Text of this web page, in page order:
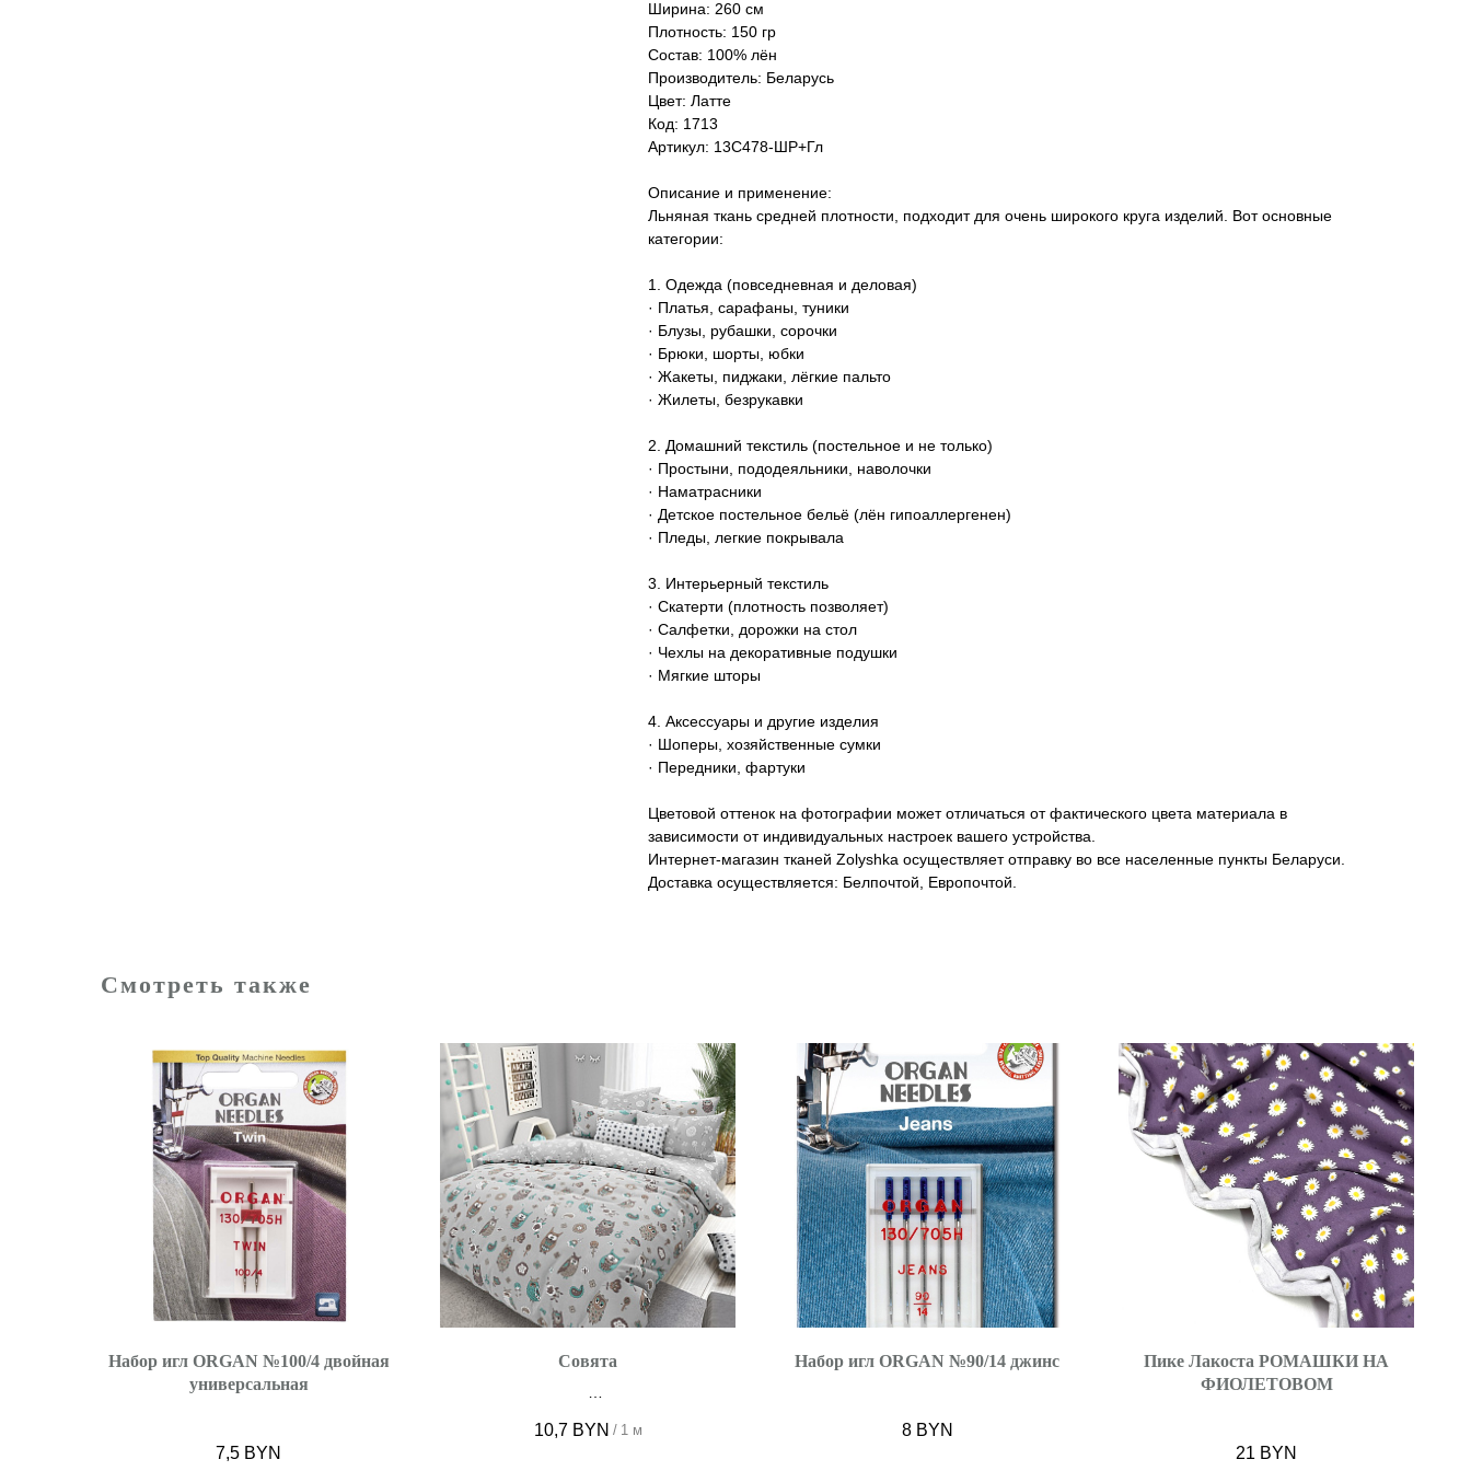
Ширина: 260 см
Плотность: 150 гр
Состав: 100% лён
Производитель: Беларусь
Цвет: Латте
Код: 1713
Артикул: 13С478-ШР+Гл
Описание и применение:
Льняная ткань средней плотности, подходит для очень широкого круга изделий. Вот основные
категории:
1. Одежда (повседневная и деловая)
· Платья, сарафаны, туники
· Блузы, рубашки, сорочки
· Брюки, шорты, юбки
· Жакеты, пиджаки, лёгкие пальто
· Жилеты, безрукавки
2. Домашний текстиль (постельное и не только)
· Простыни, пододеяльники, наволочки
· Наматрасники
· Детское постельное бельё (лён гипоаллергенен)
· Пледы, легкие покрывала
3. Интерьерный текстиль
· Скатерти (плотность позволяет)
· Салфетки, дорожки на стол
· Чехлы на декоративные подушки
· Мягкие шторы
4. Аксессуары и другие изделия
· Шоперы, хозяйственные сумки
· Передники, фартуки
Цветовой оттенок на фотографии может отличаться от фактического цвета материала в
зависимости от индивидуальных настроек вашего устройства.
Интернет-магазин тканей Zolyshka осуществляет отправку во все населенные пункты Беларуси.
Доставка осуществляется: Белпочтой, Европочтой.
Смотреть также
Набор игл ORGAN №100/4 двойная
универсальная
7,5 BYN
Совята
10,7 BYN / 1 м
Набор игл ORGAN №90/14 джинс
8 BYN
Пике Лакоста РОМАШКИ НА
ФИОЛЕТОВОМ
21 BYN